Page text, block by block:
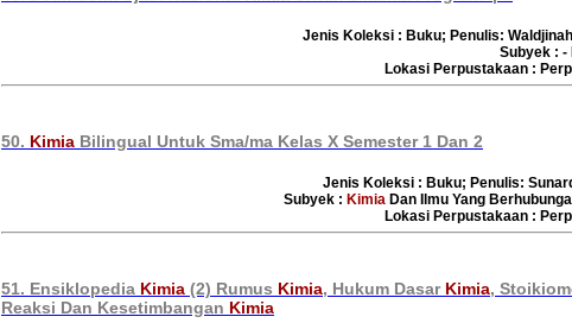
Jenis Koleksi : Buku; Penulis:
Subyek : -
Lokasi Perpustakaan :
50. Kimia Bilingual Untuk Sma/ma Kelas X Semester 1 Dan 2
Jenis Koleksi : Buku; Penulis:
Subyek : Kimia Dan Ilmu Yang
Lokasi Perpustakaan :
51. Ensiklopedia Kimia (2) Rumus Kimia, Hukum Dasar Kimia,
Reaksi Dan Kesetimbangan Kimia